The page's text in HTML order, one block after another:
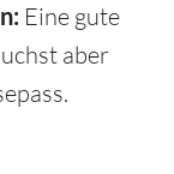
Eine gute
aber